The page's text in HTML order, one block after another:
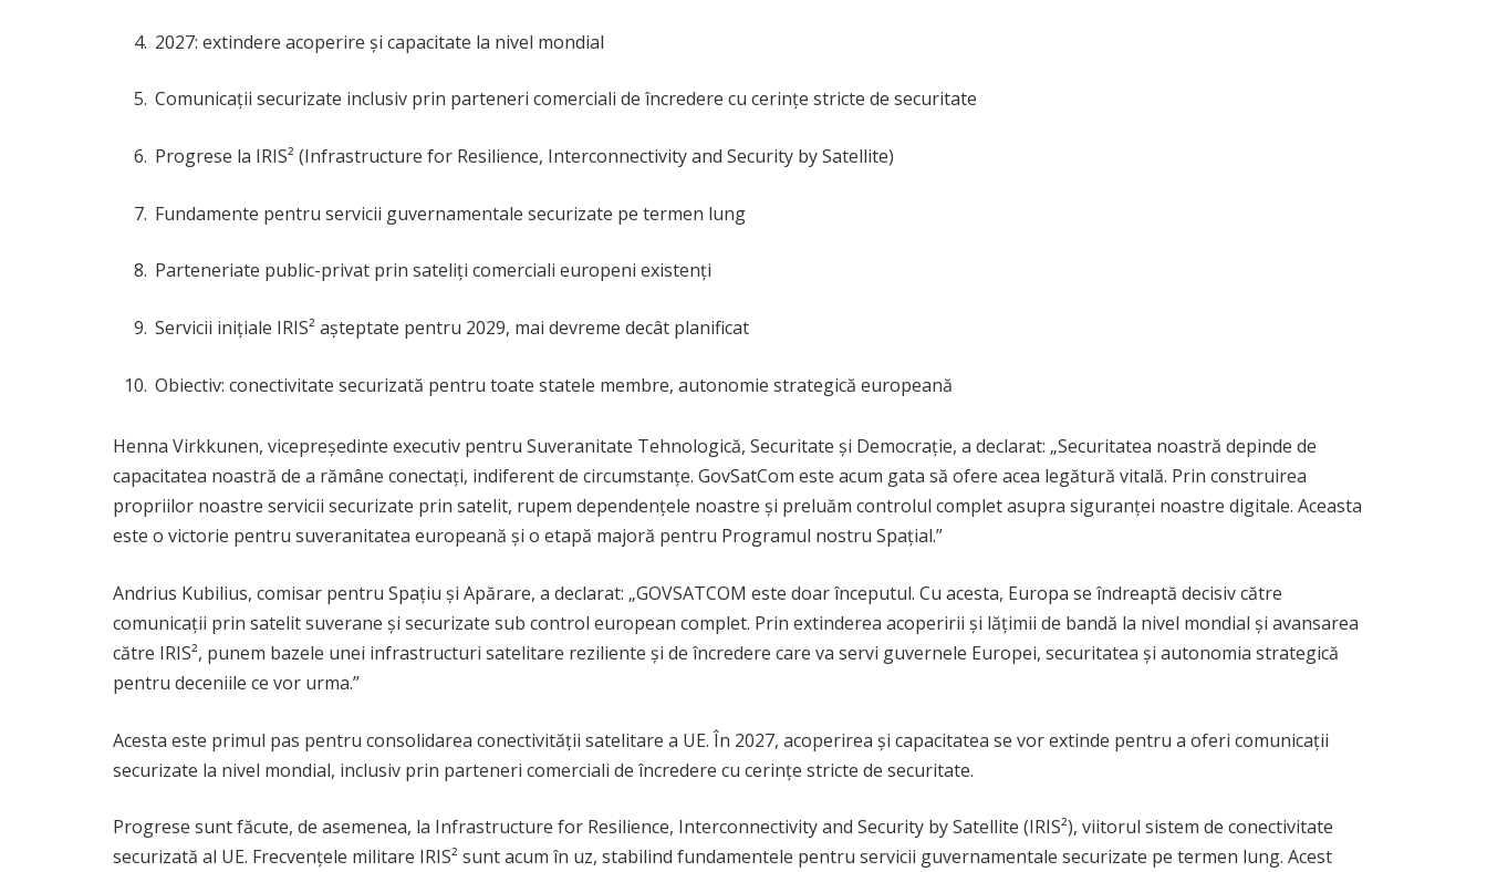
2027: extindere acoperire și capacitate la nivel mondial
Comunicații securizate inclusiv prin parteneri comerciali de încredere cu cerințe stricte de securitate
Progrese la IRIS² (Infrastructure for Resilience, Interconnectivity and Security by Satellite)
Fundamente pentru servicii guvernamentale securizate pe termen lung
Parteneriate public-privat prin sateliți comerciali europeni existenți
Servicii inițiale IRIS² așteptate pentru 2029, mai devreme decât planificat
Obiectiv: conectivitate securizată pentru toate statele membre, autonomie strategică europeană
Henna Virkkunen, vicepreședinte executiv pentru Suveranitate Tehnologică, Securitate și Democrație, a declarat: „Securitatea noastră depinde de
capacitatea noastră de a rămâne conectați, indiferent de circumstanțe. GovSatCom este acum gata să ofere acea legătură vitală. Prin construirea
propriilor noastre servicii securizate prin satelit, rupem dependențele noastre și preluăm controlul complet asupra siguranței noastre digitale. Aceasta
este o victorie pentru suveranitatea europeană și o etapă majoră pentru Programul nostru Spațial.”
Andrius Kubilius, comisar pentru Spațiu și Apărare, a declarat: „GOVSATCOM este doar începutul. Cu acesta, Europa se îndreaptă decisiv către
comunicații prin satelit suverane și securizate sub control european complet. Prin extinderea acoperirii și lățimii de bandă la nivel mondial și avansarea
către IRIS², punem bazele unei infrastructuri satelitare reziliente și de încredere care va servi guvernele Europei, securitatea și autonomia strategică
pentru deceniile ce vor urma.”
Acesta este primul pas pentru consolidarea conectivității satelitare a UE. În 2027, acoperirea și capacitatea se vor extinde pentru a oferi comunicații
securizate la nivel mondial, inclusiv prin parteneri comerciali de încredere cu cerințe stricte de securitate.
Progrese sunt făcute, de asemenea, la Infrastructure for Resilience, Interconnectivity and Security by Satellite (IRIS²), viitorul sistem de conectivitate
securizată al UE. Frecvențele militare IRIS² sunt acum în uz, stabilind fundamentele pentru servicii guvernamentale securizate pe termen lung. Acest